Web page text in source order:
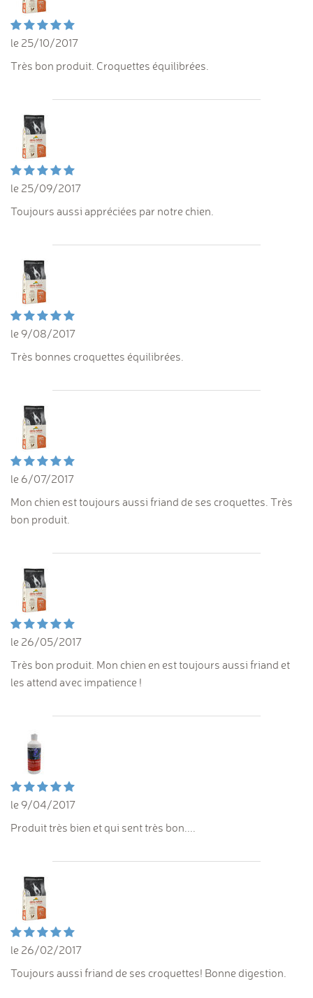
le 25/10/2017
Très bon produit. Croquettes équilibrées.
le 25/09/2017
Toujours aussi appréciées par notre chien.
le 9/08/2017
Très bonnes croquettes équilibrées.
le 6/07/2017
Mon chien est toujours aussi friand de ses croquettes. Très
bon produit.
le 26/05/2017
Très bon produit. Mon chien en est toujours aussi friand et
les attend avec impatience !
le 9/04/2017
Produit très bien et qui sent très bon....
le 26/02/2017
Toujours aussi friand de ses croquettes! Bonne digestion.